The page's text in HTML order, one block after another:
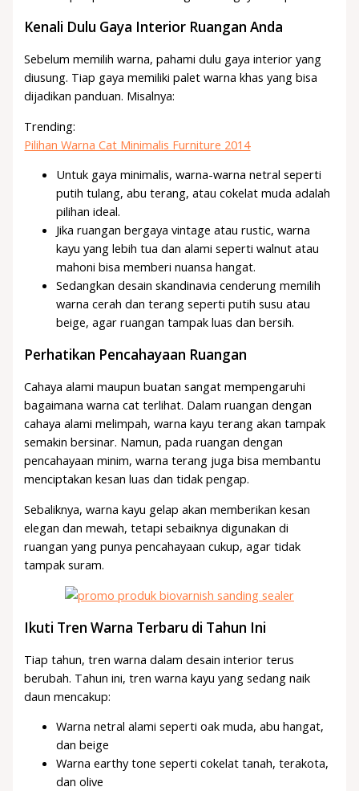
Kenali Dulu Gaya Interior Ruangan Anda
Sebelum memilih warna, pahami dulu gaya interior yang
diusung. Tiap gaya memiliki palet warna khas yang bisa
dijadikan panduan. Misalnya:
Trending:
Pilihan Warna Cat Minimalis Furniture 2014
Untuk gaya minimalis, warna-warna netral seperti
putih tulang, abu terang, atau cokelat muda adalah
pilihan ideal.
Jika ruangan bergaya vintage atau rustic, warna
kayu yang lebih tua dan alami seperti walnut atau
mahoni bisa memberi nuansa hangat.
Sedangkan desain skandinavia cenderung memilih
warna cerah dan terang seperti putih susu atau
beige, agar ruangan tampak luas dan bersih.
Perhatikan Pencahayaan Ruangan
Cahaya alami maupun buatan sangat mempengaruhi
bagaimana warna cat terlihat. Dalam ruangan dengan
cahaya alami melimpah, warna kayu terang akan tampak
semakin bersinar. Namun, pada ruangan dengan
pencahayaan minim, warna terang juga bisa membantu
menciptakan kesan luas dan tidak pengap.
Sebaliknya, warna kayu gelap akan memberikan kesan
elegan dan mewah, tetapi sebaiknya digunakan di
ruangan yang punya pencahayaan cukup, agar tidak
tampak suram.
Ikuti Tren Warna Terbaru di Tahun Ini
Tiap tahun, tren warna dalam desain interior terus
berubah. Tahun ini, tren warna kayu yang sedang naik
daun mencakup:
Warna netral alami seperti oak muda, abu hangat,
dan beige
Warna earthy tone seperti cokelat tanah, terakota,
dan olive